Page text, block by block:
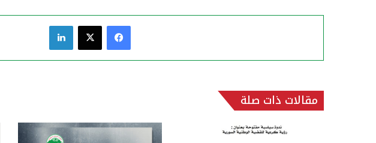
فيسبوك
مقالات ذات صلة